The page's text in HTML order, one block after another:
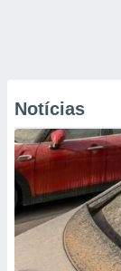
Notícias